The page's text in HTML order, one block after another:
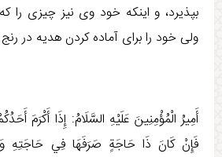
بپذیرد، و اینکه خود وی نیز چیزی را
ولی خود را برای آماده کردن هدیه در رنج
أَمِيرُ الْمُؤْمِنِينَ عَلَيْهِ السَّلَامُ: إِذَا أَكْرَمَ‏
فَإِنْ كَانَ ذَا حَاجَةٍ صَرَفَهَا فِي حَاجَتِهِ